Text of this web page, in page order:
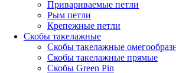
Привариваемые петли
Рым петли
Крепежные петли
Скобы такелажные
Скобы такелажные
Скобы такелажные прямые
Скобы Green Pin